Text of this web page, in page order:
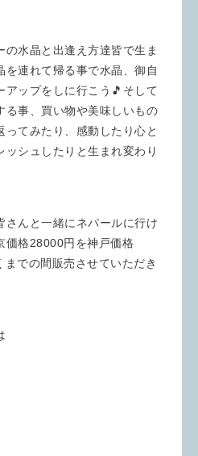
の水晶と出逢え方達皆で生ま
を連れて帰る事で水晶、御自
アップをしに行こう🎵そして
る事、買い物や美味しいもの
ってみたり、感動したり心と
シュしたりと生まれ変わり
さんと一緒にネパールに行け
価格28000円を神戸価格
での間販売させていただき